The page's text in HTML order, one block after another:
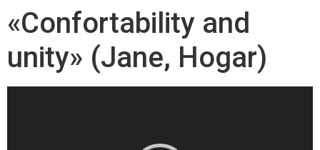
«Confortability and
unity» (Jane, Hogar)